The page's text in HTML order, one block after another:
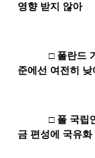
영향 받지 않아
□ 폴란드
준에선 여전히 낮
□ 폴 국립
금 편성에 국유